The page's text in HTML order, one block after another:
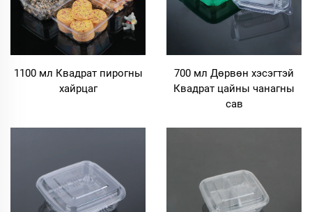
1100 мл Квадрат пирогны
хайрцаг
700 мл Дөрвөн хэсэгтэй
Квадрат цайны чанагны
сав